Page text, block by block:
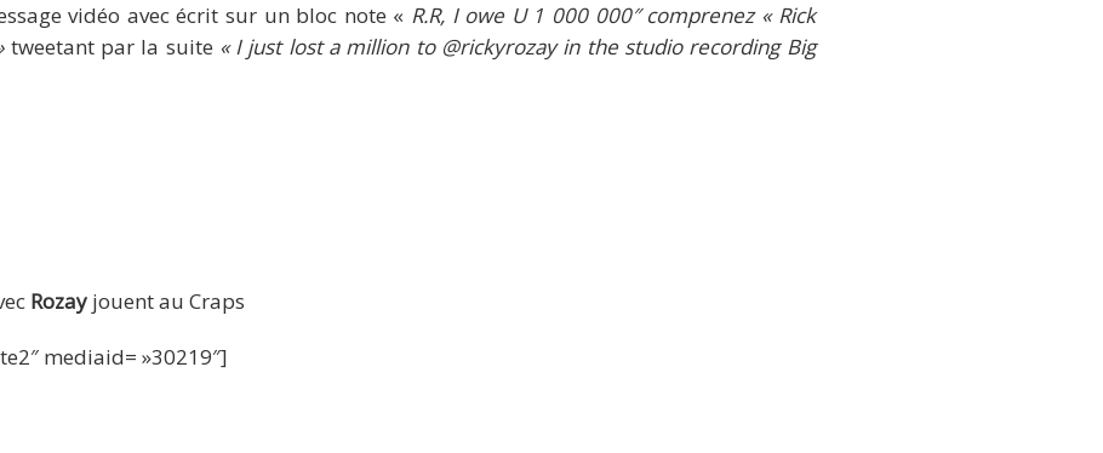
vidéo avec écrit sur un bloc note « R.R, I owe U 1 000 000″ comprenez « Rick
tweetant par la suite «I just lost a million to @rickyrozay in the studio recording Big
Rozayjouent au Craps
mediaid= »30219″]